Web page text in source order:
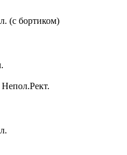
(с бортиком)